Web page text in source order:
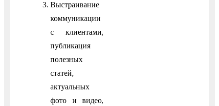
Выстраивание
коммуникации
с клиентами,
публикация
полезных
статей,
актуальных
фото и видео,